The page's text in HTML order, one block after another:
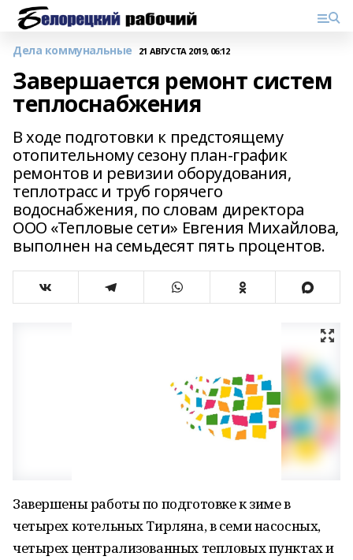
Дела коммунальные 21 АВГУСТА 2019, 06:12
Завершается ремонт систем
теплоснабжения
В ходе подготовки к предстоящему
отопительному сезону план-график
ремонтов и ревизии оборудования,
теплотрасс и труб горячего
водоснабжения, по словам директора
ООО «Тепловые сети» Евгения Михайлова,
выполнен на семьдесят пять процентов.
Завершены работы по подготовке к зиме в
четырех котельных Тирляна, в семи насосных,
четырех централизованных тепловых пунктах и